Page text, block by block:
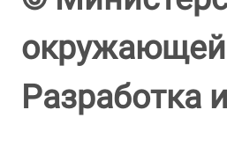
окружающей
Разработка